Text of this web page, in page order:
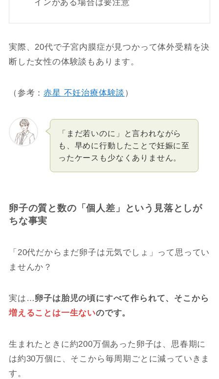
インがある場合は要注意
実際、20代で子宮内膜症が見つかって体外受精を決
断した女性の体験談もあります。
（参考：赤星 不妊治療体験談 ）
「まだ若いのに」と言われながら
も、早めに行動したことで妊娠に至
ったケースも少なくありません。
卵子の質と数の「個人差」という見落としが
ちな事実
「20代だからまだ卵子は元気でしょ」って思ってい
ませんか？
実は…卵子は胎児の頃にすべて作られて、そこから
増えることは一生ないのです。
生まれたときに約200万個あった卵子は、思春期に
は約30万個に、そこから毎周期ごとに減っていきま
す。